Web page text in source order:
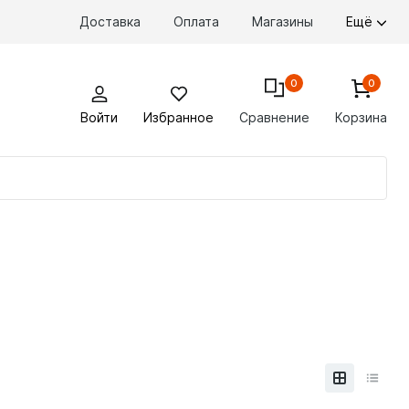
Доставка Оплата Магазины Ещё
Войти Избранное Сравнение
0
Корзина
0